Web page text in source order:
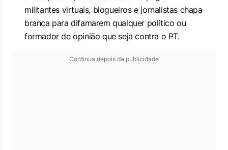
militantes virtuais, blogueiros e jornalistas chapa
branca para difamarem qualquer político ou
formador de opinião que seja contra o PT.
Continua depois da publicidade